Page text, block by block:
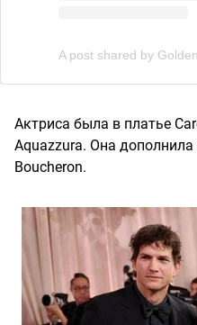
A post shared by
Актриса была в платье
Aquazzura. Она
Boucheron.